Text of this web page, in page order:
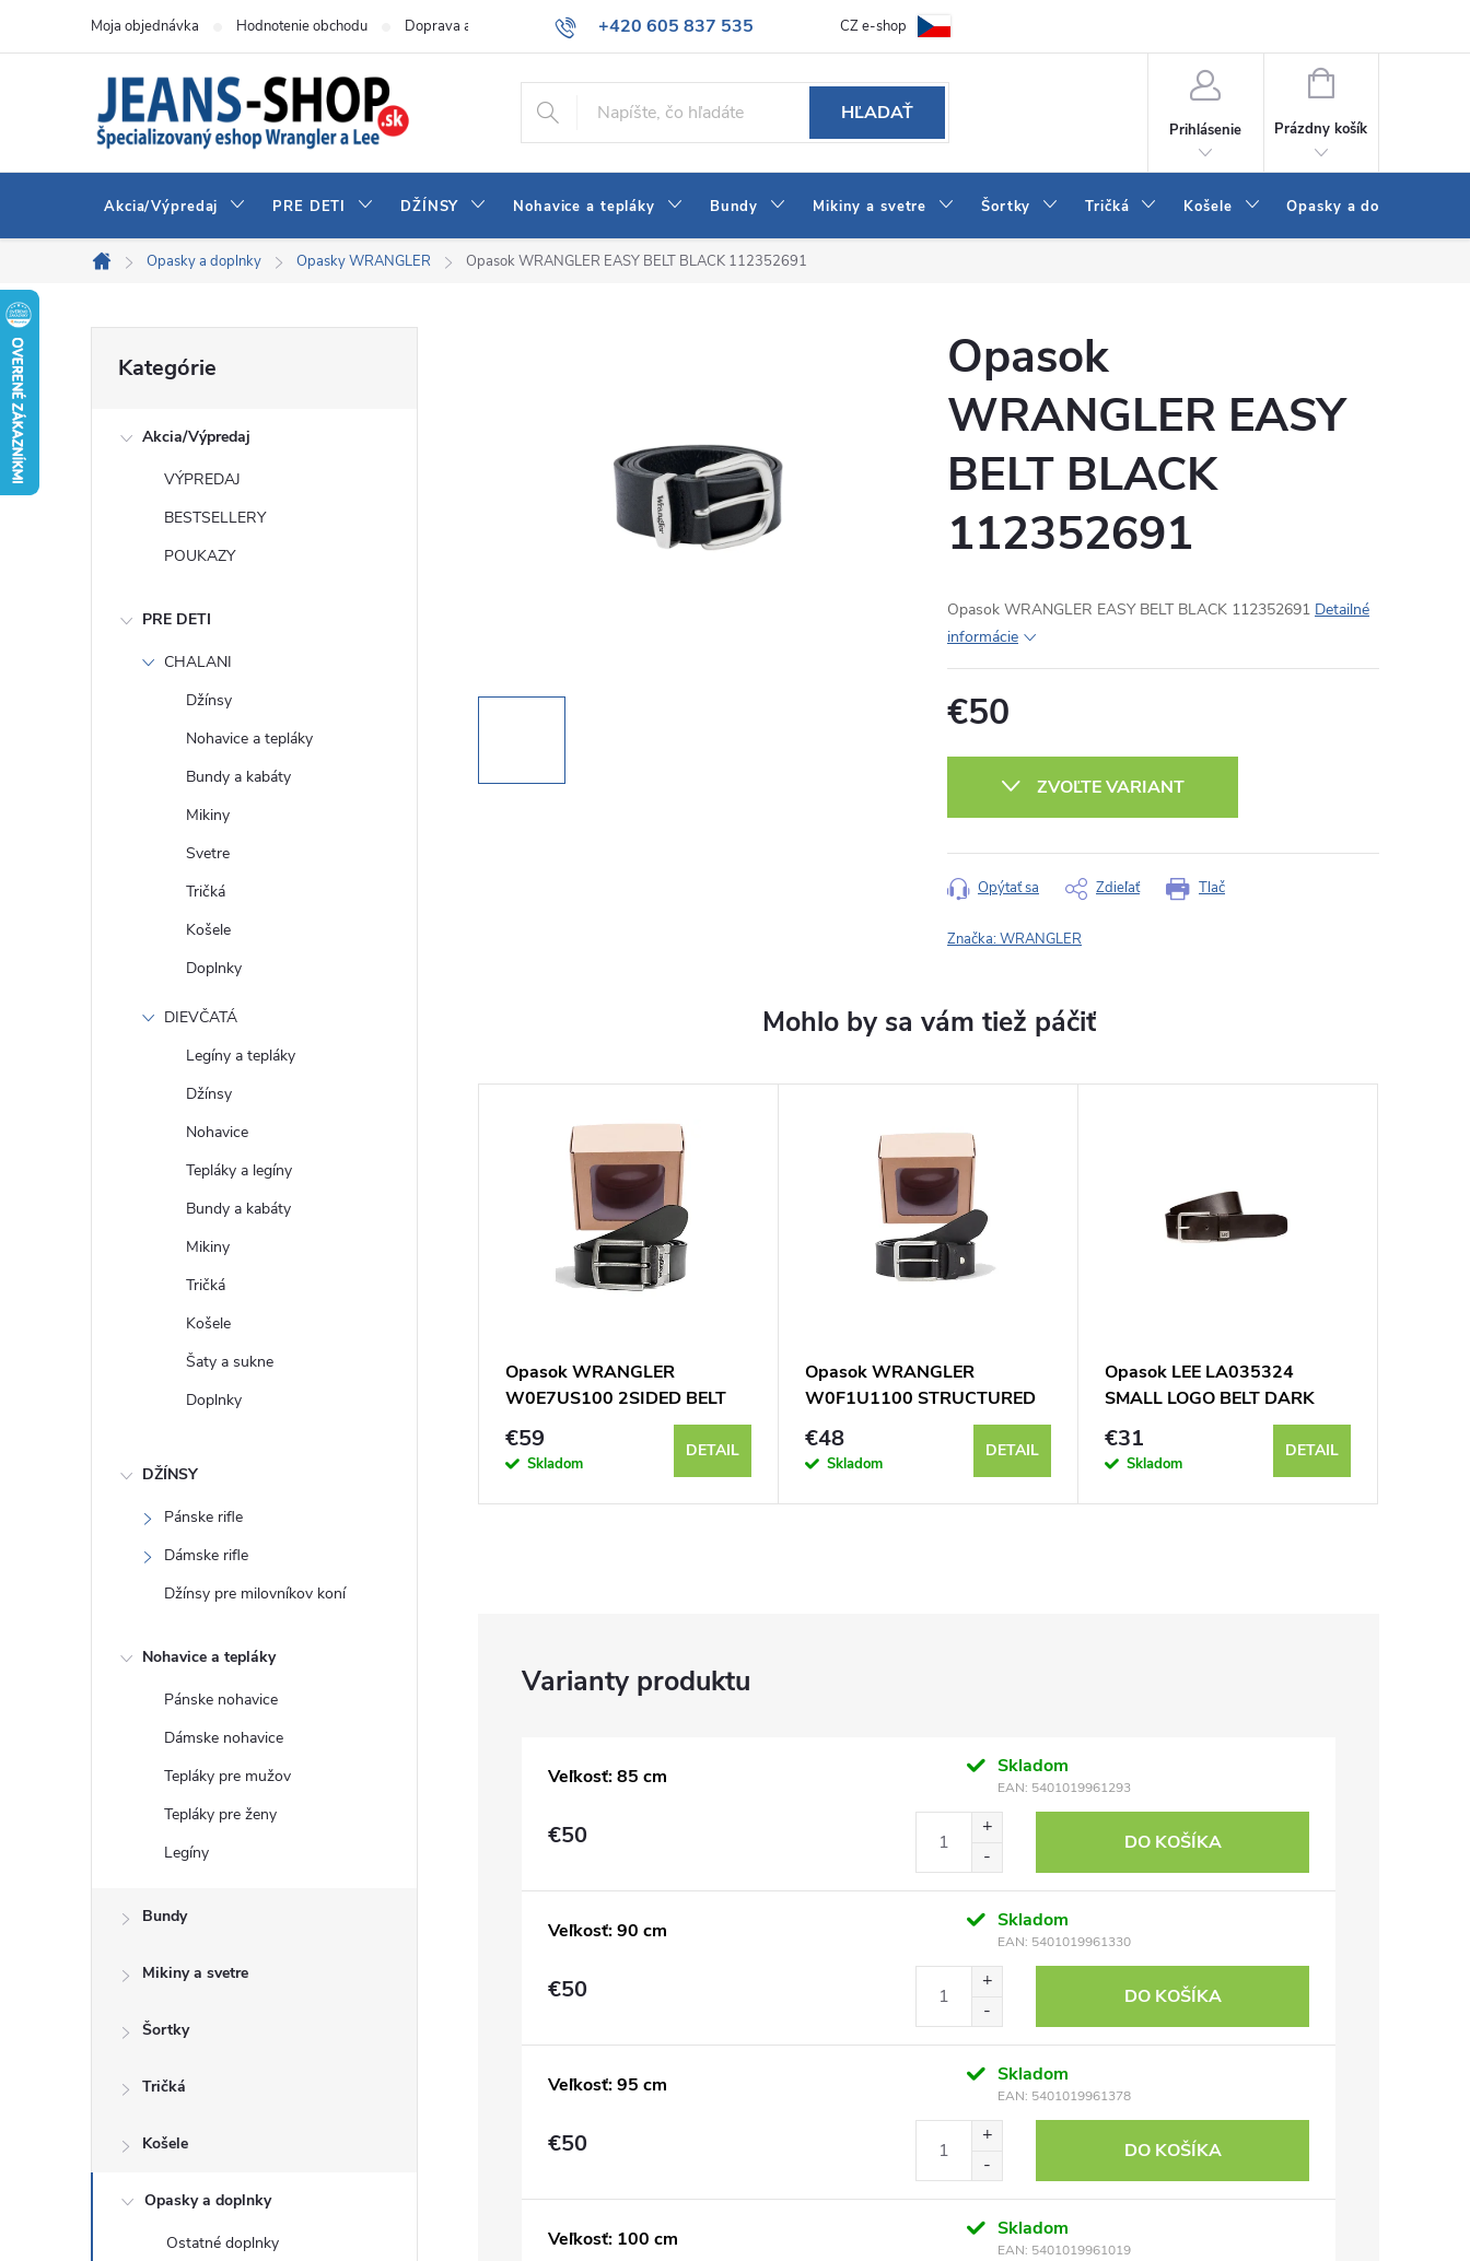
+420 605 837 535
info@jeans-shop.sk
Moja objednávka Hodnotenie obchodu Doprava a platba Všeobecné obchodné podmienky Ako vybrať džínsy Wrangler a LEE
CZ e-shop
HĽADAŤ
Prihlásenie
NÁKUPNÝ
Prázdny košík
Akcia/Výpredaj PRE DETI DŽÍNSY Nohavice a tepláky Bundy Mikiny a svetre Šortky Tričká Košele Opasky a doplnky
Domov
Opasky a doplnky Opasky WRANGLER Opasok WRANGLER EASY BELT BLACK 112352691
kategórie
Kategórie
Akcia/Výpredaj
VÝPREDAJ
BESTSELLERY
POUKAZY
PRE DETI
CHALANI
Džínsy
Nohavice a tepláky
Bundy a kabáty
Mikiny
Svetre
Tričká
Košele
Doplnky
DIEVČATÁ
Legíny a tepláky
Džínsy
Nohavice
Tepláky a legíny
Bundy a kabáty
Mikiny
Tričká
Košele
Šaty a sukne
Doplnky
DŽÍNSY
Pánske rifle
Dámske rifle
Džínsy pre milovníkov koní
Nohavice a tepláky
Pánske nohavice
Dámske nohavice
Tepláky pre mužov
Tepláky pre ženy
Legíny
Bundy
Mikiny a svetre
Šortky
Tričká
Košele
Opasky a doplnky
Ostatné doplnky
Opasok
WRANGLER EASY
BELT BLACK
112352691
Opasok WRANGLER EASY BELT BLACK 112352691 Detailné
informácie
€50
ZVOĽTE VARIANT
Tlač
Opýtať sa Zdieľať
Značka:WRANGLER
Veľkosť: 85 cm Skladom
EAN: 5401019961293
€50 DO KOŠÍKA
Veľkosť: 90 cm Skladom
EAN: 5401019961330
€50 DO KOŠÍKA
Veľkosť: 95 cm Skladom
EAN: 5401019961378
€50 DO KOŠÍKA
Veľkosť: 100 cm Skladom
EAN: 5401019961019
Opasok WRANGLER
W0E7US100 2SIDED BELT
Black
€59
Skladom
DETAIL
Opasok WRANGLER
W0F1U1100 STRUCTURED
BELT Black
€48
Skladom
DETAIL
Opasok LEE LA035324
SMALL LOGO BELT DARK
BROWN
€31
Skladom
DETAIL